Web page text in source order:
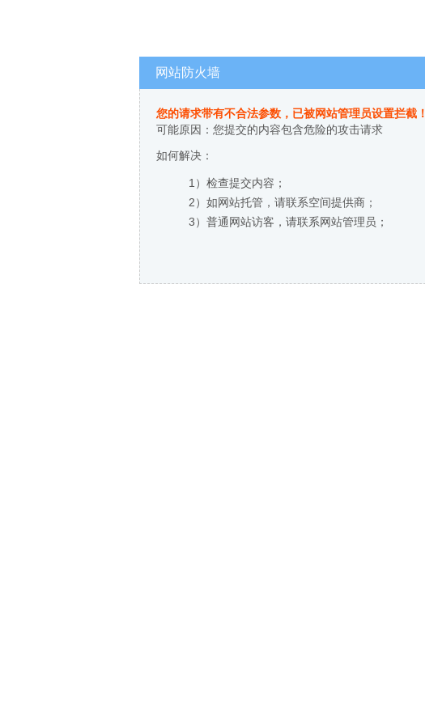
网站防火墙
您的请求带有不合法参数，已被网站管理员设置拦截！
可能原因：您提交的内容包含危险的攻击请求
如何解决：
1）检查提交内容；
2）如网站托管，请联系空间提供商；
3）普通网站访客，请联系网站管理员；